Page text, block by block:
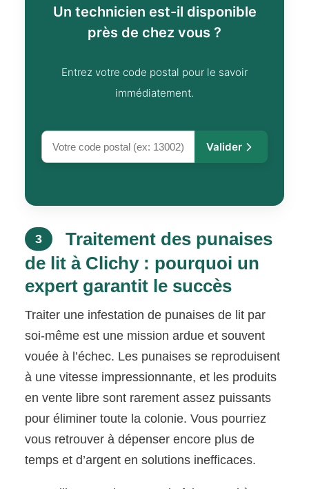
Un technicien est-il disponible
près de chez vous ?
Entrez votre code postal pour le savoir
immédiatement.
Valider
3
Traitement des punaises
de lit à Clichy : pourquoi un
expert garantit le succès
Traiter une infestation de punaises de lit par
soi-même est une mission ardue et souvent
vouée à l’échec. Les punaises se reproduisent
à une vitesse impressionnante, et les produits
en vente libre sont rarement assez puissants
pour éliminer toute la colonie. Vous pourriez
vous retrouver à dépenser encore plus de
temps et d’argent en solutions inefficaces.